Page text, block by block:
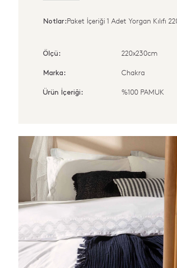
Notlar:Paket İçeriği 1 Adet Yorgan Kılıfı
Ölçü: 220x230cm
Marka: Chakra
Ürün İçeriği: %100 PAMUK